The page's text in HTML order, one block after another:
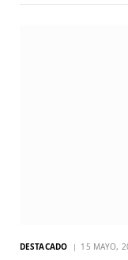
DESTACADO 15 MAYO,